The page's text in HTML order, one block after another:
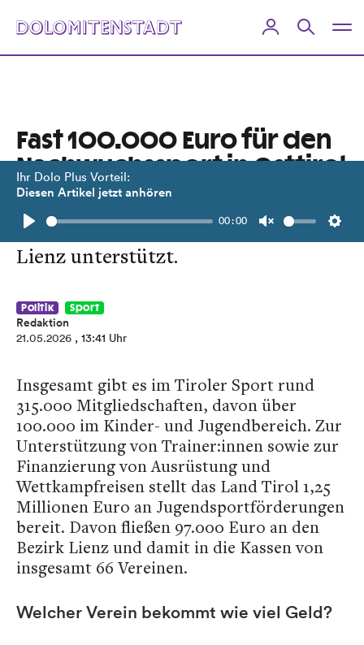
Ihr Dolo Plus Vorteil:
Diesen Artikel jetzt anhören
Play
00:00
Unmute
Fast 100.000 Euro für den
Nachwuchssport in Osttirol
Mit der Jugendsportförderung des
Landes werden 66 Vereine im Bezirk
Lienz unterstützt.
Politik Sport
Redaktion
21.05.2026 , 13:41 Uhr
Insgesamt gibt es im Tiroler Sport rund
315.000 Mitgliedschaften, davon über
100.000 im Kinder- und Jugendbereich. Zur
Unterstützung von Trainer:innen sowie zur
Finanzierung von Ausrüstung und
Wettkampfreisen stellt das Land Tirol 1,25
Millionen Euro an Jugendsportförderungen
bereit. Davon fließen 97.000 Euro an den
Bezirk Lienz und damit in die Kassen von
insgesamt 66 Vereinen.
Welcher Verein bekommt wie viel Geld?